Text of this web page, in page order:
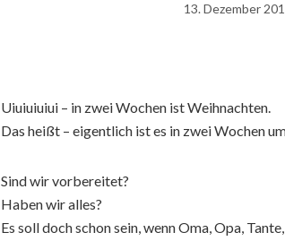
13. Dezember
Uiuiuiuiui – in zwei Wochen ist Weihnachten.
Das heißt – eigentlich ist es in zwei Wochen
Sind wir vorbereitet?
Haben wir alles?
Es soll doch schon sein, wenn Oma, Opa,